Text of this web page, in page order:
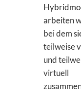
arbeiten
bei dem
teilweise
und
virtuell